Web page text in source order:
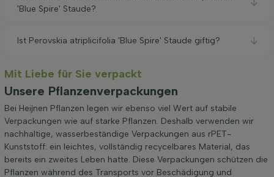
'Blue Spire' Staude?
Ist Perovskia atriplicifolia 'Blue Spire' Staude giftig?
Mit Liebe für Sie verpackt
Unsere Pflanzenverpackungen
Bei Heijnen Pflanzen legen wir ebenso viel Wert auf stabile
Verpackungen wie auf starke Pflanzen. Deshalb verwenden wir
nachhaltige, wasserbeständige Verpackungen aus rPET-
Kunststoff: ein leichtes, vollständig recycelbares Material, das
bereits ein zweites Leben hatte. Diese Verpackungen schützen die
Pflanzen während des Transports vor Beschädigung und